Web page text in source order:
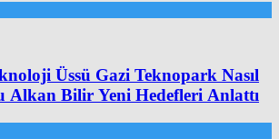
Üssü Gazi Teknopark Nasıl
Alkan Bilir Yeni Hedefleri Anlattı